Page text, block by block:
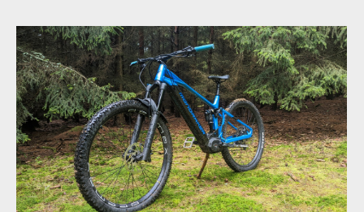
Čistý displej, žádné zbytečné kabely navíc
Čistý displej, žádné zbytečné kabely navíc
Čistý displej, žádné zbytečné kabely navíc